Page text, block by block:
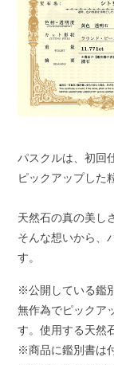
パスクルは、初回
ピックアップした
天然石の真の美し
そんな想いから、
す。
※公開している鑑
無作為でピックア
す。使用する天然
※商品に鑑別書は